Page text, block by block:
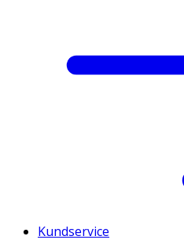
Kundservice